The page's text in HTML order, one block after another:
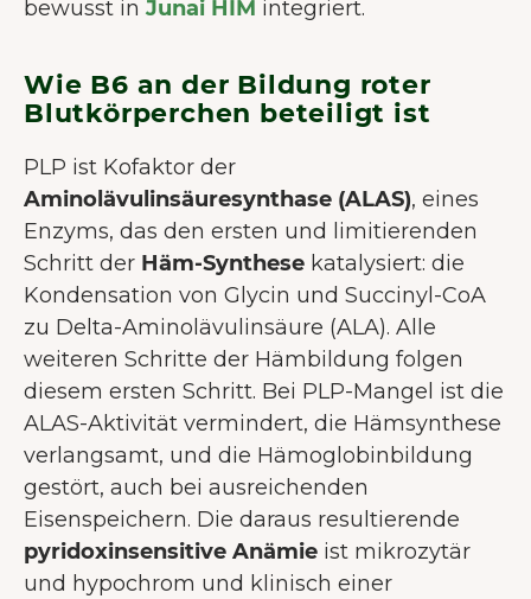
bewusst in Junai HIM integriert.
Wie B6 an der Bildung roter
Blutkörperchen beteiligt ist
PLP ist Kofaktor der
Aminolävulinsäuresynthase (ALAS), eines
Enzyms, das den ersten und limitierenden
Schritt der Häm-Synthese katalysiert: die
Kondensation von Glycin und Succinyl-CoA
zu Delta-Aminolävulinsäure (ALA). Alle
weiteren Schritte der Hämbildung folgen
diesem ersten Schritt. Bei PLP-Mangel ist die
ALAS-Aktivität vermindert, die Hämsynthese
verlangsamt, und die Hämoglobinbildung
gestört, auch bei ausreichenden
Eisenspeichern. Die daraus resultierende
pyridoxinsensitive Anämie ist mikrozytär
und hypochrom und klinisch einer